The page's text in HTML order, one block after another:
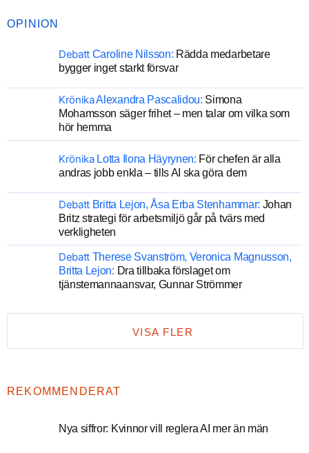
OPINION
Debatt Caroline Nilsson: Rädda medarbetare
bygger inget starkt försvar
KrönikaAlexandra Pascalidou: Simona
Mohamsson säger frihet – men talar om vilka som
hör hemma
Krönika Lotta Ilona Häyrynen: För chefen är alla
andras jobb enkla – tills AI ska göra dem
Debatt Britta Lejon, Åsa Erba Stenhammar: Johan
Britz strategi för arbetsmiljö går på tvärs med
verkligheten
Debatt Therese Svanström, Veronica Magnusson,
Britta Lejon: Dra tillbaka förslaget om
tjänstemannaansvar, Gunnar Strömmer
VISA FLER
REKOMMENDERAT
Nya siffror: Kvinnor vill reglera AI mer än män